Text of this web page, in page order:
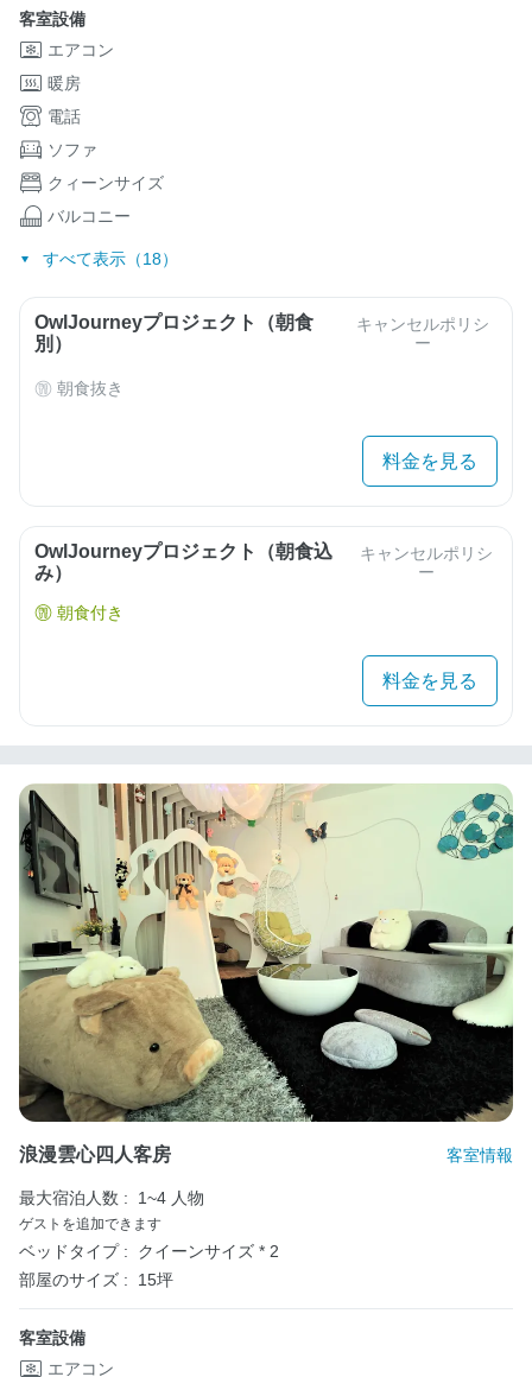
客室設備
エアコン
暖房
電話
ソファ
クィーンサイズ
バルコニー
すべて表示（18）
OwlJourneyプロジェクト（朝食
別）
キャンセルポリシ
ー
朝食抜き
料金を見る
OwlJourneyプロジェクト（朝食込
み）
キャンセルポリシ
ー
朝食付き
料金を見る
浪漫雲心四人客房 客室情報
最大宿泊人数 : 1~4 人物
ゲストを追加できます
ベッドタイプ :
クイーンサイズ * 2
部屋のサイズ :
15坪
客室設備
エアコン